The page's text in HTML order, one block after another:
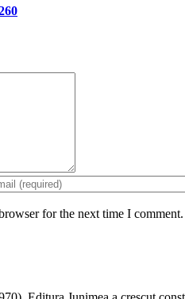
for the next time I comment.